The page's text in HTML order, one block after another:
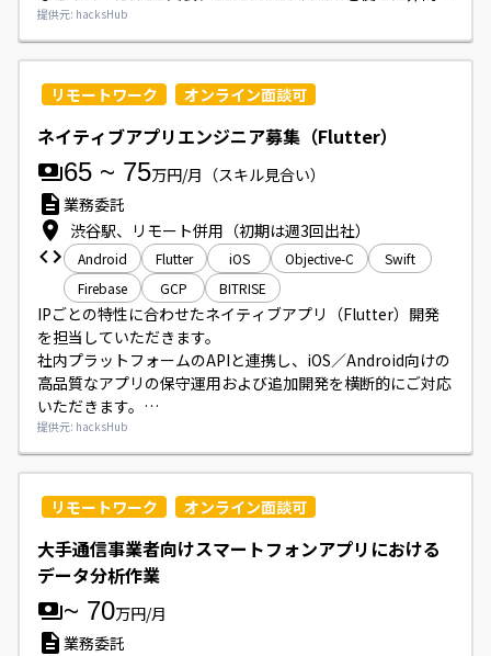
処理、Firebaseや広告・課金周り（AdMob、Google Play
Billing等）の組み込み、Dagger/HiltによるDIなどを行って
いただきます。
CIやリリース対応、設計（Clean Architectureベース）にも
携わっていただきます。
提供元: hacksHub
リモートワーク オンライン面談可
ネイティブアプリエンジニア募集（Flutter）
65 ~ 75万円/月 （スキル見合い）
業務委託
渋谷駅、リモート併用（初期は週3回出社）
Android Flutter iOS Objective-C
Swift
Firebase
GCP BITRISE
IPごとの特性に合わせたネイティブアプリ（Flutter）開発
を担当していただきます。
社内プラットフォームのAPIと連携し、iOS／Android向けの
高品質なアプリの保守運用および追加開発を横断的にご対応
いただきます。
CursorやDevinといったAIエージェントを活用したモダンな
開発プロセスでの業務になります。
提供元: hacksHub
リモートワーク オンライン面談可
大手通信事業者向けスマートフォンアプリにおける
データ分析作業
~ 70万円/月
業務委託